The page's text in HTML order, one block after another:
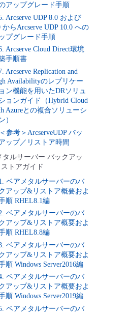
アップグレード手順
Arcserve UDP 8.0 および
からArcserve UDP 10.0 への
プグレード手順
Arcserve Cloud Direct環境
手順書
Arcserve Replication and
Availabilityのレプリケー
ン機能を用いたDRソリュ
ョンガイド（Hybrid Cloud
Azureとの複合ソリューシ
）
参考＞ArcserveUDP バッ
ップ／リストア時間
タルサーバー バックアッ
トアガイド
ベアメタルサーバーのバ
アップ&リストア概要およ
順 RHEL8.1編
ベアメタルサーバーのバ
アップ&リストア概要およ
順 RHEL8.8編
ベアメタルサーバーのバ
アップ&リストア概要およ
順 Windows Server2016編
ベアメタルサーバーのバ
アップ&リストア概要およ
順 Windows Server2019編
ベアメタルサーバーのバ